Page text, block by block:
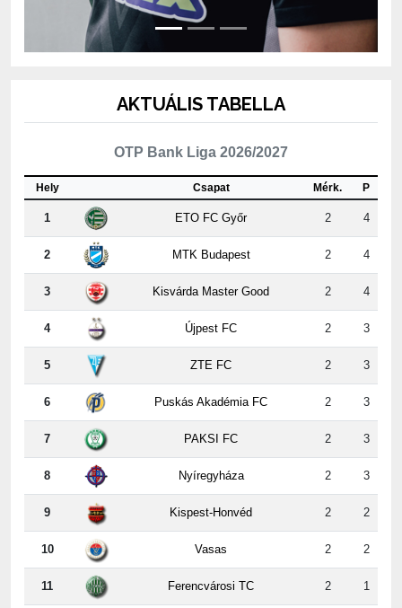
OTP Bank Liga 2026/2027
Csapat
1 ETO FC Győr 2 4
2 MTK Budapest 2 4
3 Kisvárda Master Good 2 4
4 Újpest FC 2 3
5 ZTE FC 2 3
6 Puskás Akadémia FC 2 3
7 PAKSI FC 2 3
8 Nyíregyháza 2 3
9 Kispest-Honvéd 2 2
10 Vasas 2 2
11 Ferencvárosi TC 2 1
12 DVSC 2 0